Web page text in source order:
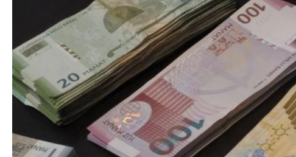
Geosiyasi
İqtisadi
Sosioloji
Araşdırma
Multimedia
Foto
Video
İnfoqrafika
Podcast
Humanitar
Forumunun Təşkilat